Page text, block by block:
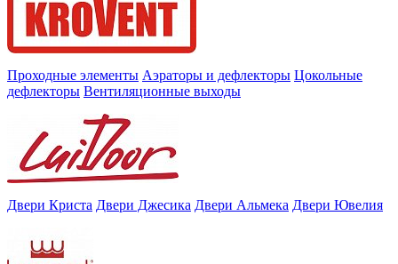
Проходные элементы Аэраторы и дефлекторы Цокольные
дефлекторы Вентиляционные выходы
Двери Криста Двери Джесика Двери Альмека Двери Ювелия